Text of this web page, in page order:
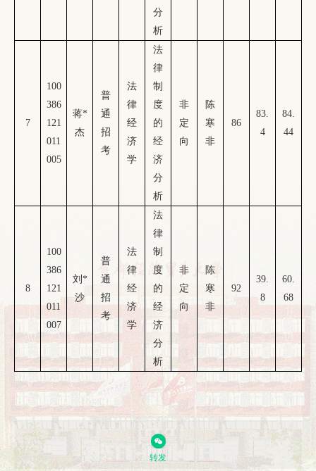
分
析
7
100
386
121
011
005
蒋*
杰
普
通
招
考
法
律
经
济
学
法
律
制
度
的
经
济
分
析
非
定
向
陈
寒
非
86
83.
4
84.
44
8
100
386
121
011
007
刘 *
沙
普
通
招
考
法
律
经
济
学
法
律
制
度
的
经
济
分
析
非
定
向
陈
寒
非
92
39.
8
60.
68
转发